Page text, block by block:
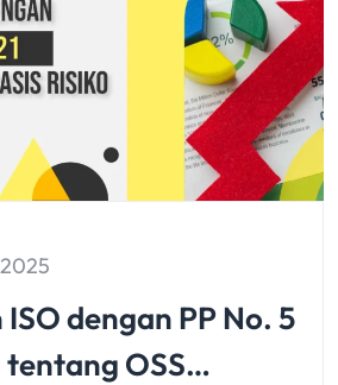
dengan PP No. 5
tentang OSS…